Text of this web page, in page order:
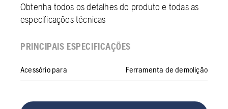
Obtenha todos os detalhes do produto e todas as
especificações técnicas
PRINCIPAIS ESPECIFICAÇÕES
Acessório para Ferramenta de demolição